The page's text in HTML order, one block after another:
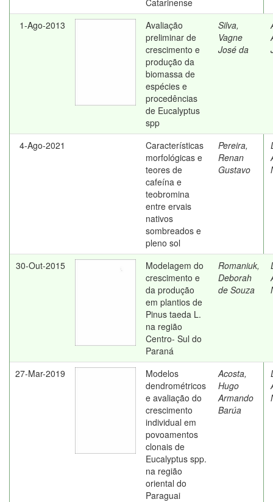
Catarinense
1-Ago-2013
Avaliação
preliminar de
crescimento e
produção da
biomassa de
espécies e
procedências
de Eucalyptus
spp
Silva,
Vagne
José da
4-Ago-2021
Características
morfológicas e
teores de
cafeína e
teobromina
entre ervais
nativos
sombreados e
pleno sol
Pereira,
Renan
Gustavo
30-Out-2015
Modelagem do
crescimento e
da produção
em plantios de
Pinus taeda L.
na região
Centro- Sul do
Paraná
Romaniuk,
Deborah
de Souza
27-Mar-2019
Modelos
dendrométricos
e avaliação do
crescimento
individual em
povoamentos
clonais de
Eucalyptus spp.
na região
oriental do
Paraguai
Acosta,
Hugo
Armando
Barúa